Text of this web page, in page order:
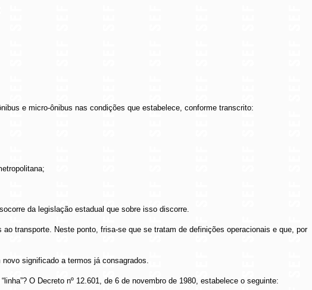
e micro-ônibus nas condições que estabelece, conforme transcrito:
da legislação estadual que sobre isso discorre.
transporte. Neste ponto, frisa-se que se tratam de definições operacionais e que, por
significado a termos já consagrados.
O Decreto nº 12.601, de 6 de novembro de 1980, estabelece o seguinte: